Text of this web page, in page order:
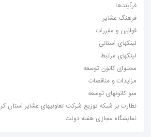
فرآیندها
فرهنگ عشایر
قوانین و مقررات
لینکهای استانی
لینکهای مرتبط
محتوای کانون توسعه
مزایدات و مناقصات
منو کانونهای توسعه
نظارت بر شبکه توزیع شرکت تعاونیهای عشایر استان کر
نمایشگاه مجازی هفته دولت